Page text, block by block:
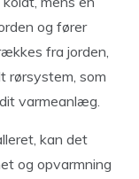
og fører
fra jorden,
rørsystem, som
varmeanlæg.
kan det
og opvarmning